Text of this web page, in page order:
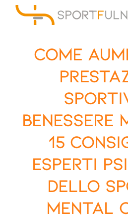
Come
benessere
15
esperti
dello
mental